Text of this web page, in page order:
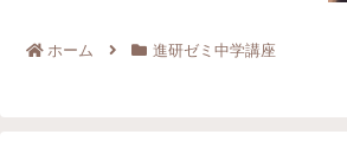
ホーム 進研ゼミ中学講座